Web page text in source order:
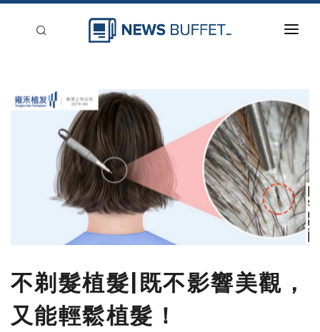
新聞稿分類
刊登
不剃髮植髮|既不影響美觀，
又能輕鬆植髮！